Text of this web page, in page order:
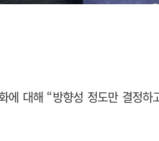
에 대해 “방향성 정도만 결정하